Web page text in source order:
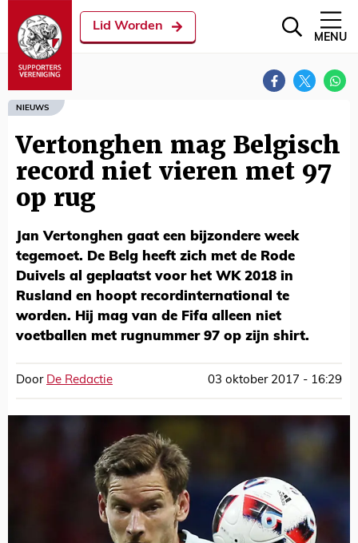
Lid Worden
MENU
NIEUWS
Vertonghen mag Belgisch
record niet vieren met 97
op rug
Jan Vertonghen gaat een bijzondere week
tegemoet. De Belg heeft zich met de Rode
Duivels al geplaatst voor het WK 2018 in
Rusland en hoopt recordinternational te
worden. Hij mag van de Fifa alleen niet
voetballen met rugnummer 97 op zijn shirt.
Door De Redactie 03 oktober 2017 - 16:29